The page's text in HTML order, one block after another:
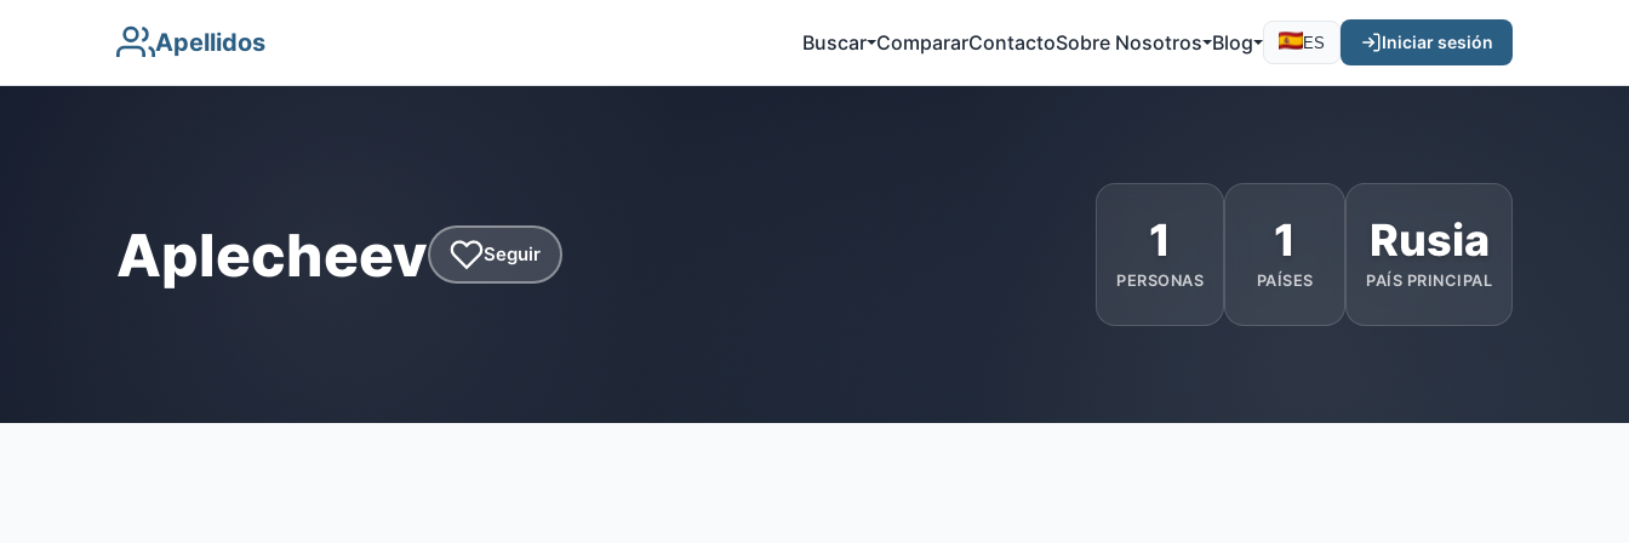
Apellidos Buscar CompararContactoSobre Nosotros Blog ES Iniciar sesión
Aplecheev Seguir 1
PERSONAS
1
PAÍSES
Rusia
PAÍS PRINCIPAL